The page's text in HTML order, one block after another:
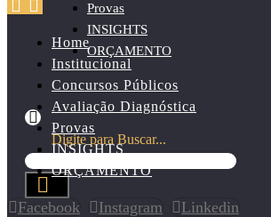
Provas
INSIGHTS
ORÇAMENTO
Digite para Buscar...
Home
Institucional
Concursos Públicos
Avaliação Diagnóstica
Provas
INSIGHTS
ORÇAMENTO
Facebook Instagram Linkedin